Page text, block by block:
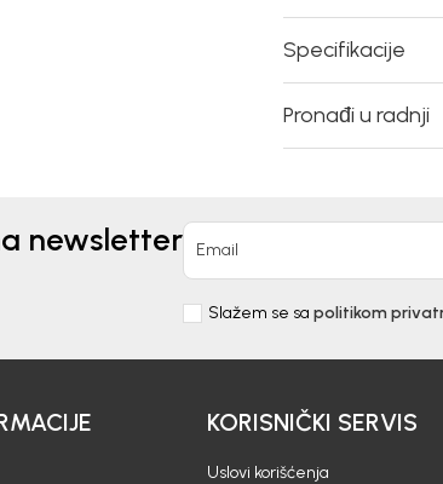
Specifikacije
Pronađi u radnji
newsletter Email
Slažem se sa politikom
KORISNIČKI SERVIS
Uslovi korišćenja